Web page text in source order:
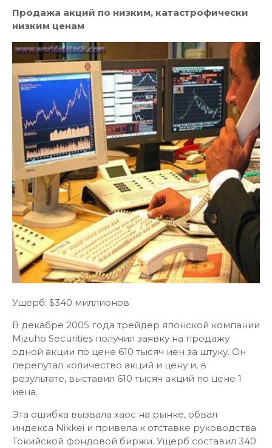
Продажа акций по низким, катастрофически
низким ценам
Ущерб: $340 миллионов
В декабре 2005 года трейдер японской компании
Mizuho Securities получил заявку на продажу
одной акции по цене 610 тысяч иен за штуку. Он
перепутал количество акций и цену и, в
результате, выставил 610 тысяч акций по цене 1
иена.
Эта ошибка вызвала хаос на рынке, обвал
индекса Nikkei и привела к отставке руководства
Токийской фондовой биржи. Ущерб составил 340